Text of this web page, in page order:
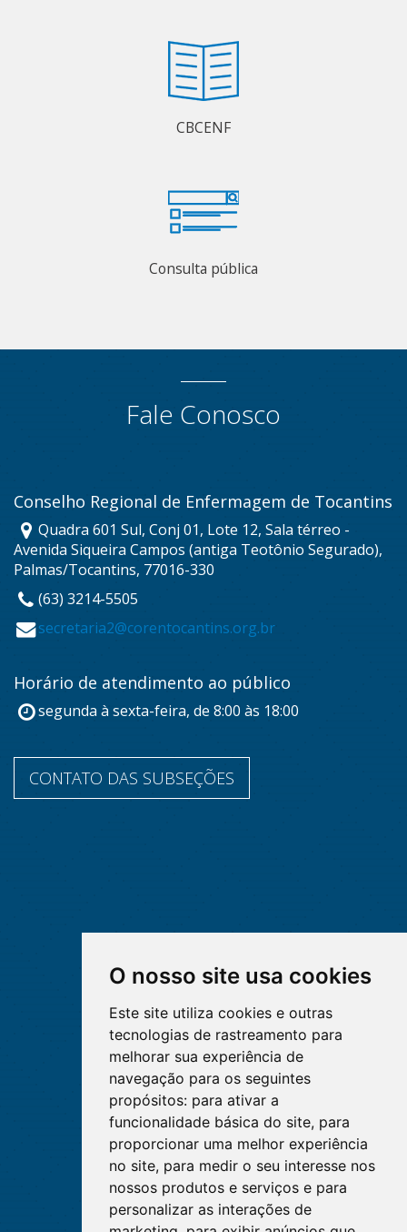
O nosso site usa cookies
Este site utiliza cookies e outras
tecnologias de rastreamento para
melhorar sua experiência de
navegação para os seguintes
propósitos: para ativar a
funcionalidade básica do site, para
proporcionar uma melhor experiência
no site, para medir o seu interesse nos
nossos produtos e serviços e para
personalizar as interações de
CBCENF
Consulta pública
Fale Conosco
Conselho Regional de Enfermagem de Tocantins
Quadra 601 Sul, Conj 01, Lote 12, Sala térreo -
Avenida Siqueira Campos (antiga Teotônio Segurado),
Palmas/Tocantins, 77016-330
(63) 3214-5505
secretaria2@corentocantins.org.br
Horário de atendimento ao público
segunda à sexta-feira, de 8:00 às 18:00
CONTATO DAS SUBSEÇÕES